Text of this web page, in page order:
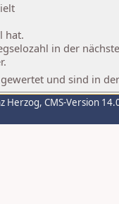
hat.
in der
und sind in
Herzog, CMS-Version